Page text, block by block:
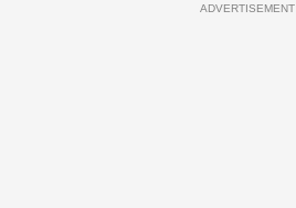
ADVERTISEMENT